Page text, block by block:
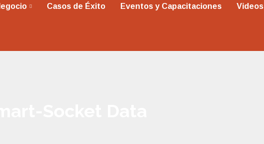
Casos de Éxito Eventos y Capacitaciones Videos